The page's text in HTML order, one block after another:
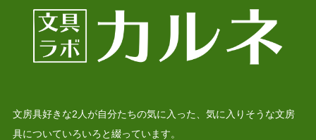
文房具好きな2人が自分たちの気に入った、気に入りそうな文房
具についていろいろと綴っています。